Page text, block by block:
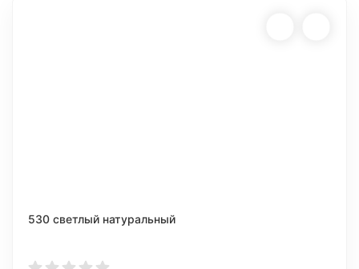
530 светлый натуральный